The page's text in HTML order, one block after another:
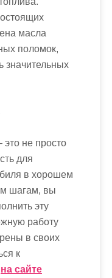
масла
поломок,
значительных
не просто
для
в хорошем
шагам, вы
эту
работу
в своих
к
на сайте